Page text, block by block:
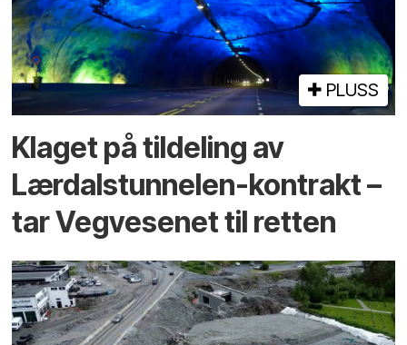
PLUSS
Klaget på tildeling av
Lærdalstunnelen-kontrakt –
tar Vegvesenet til retten